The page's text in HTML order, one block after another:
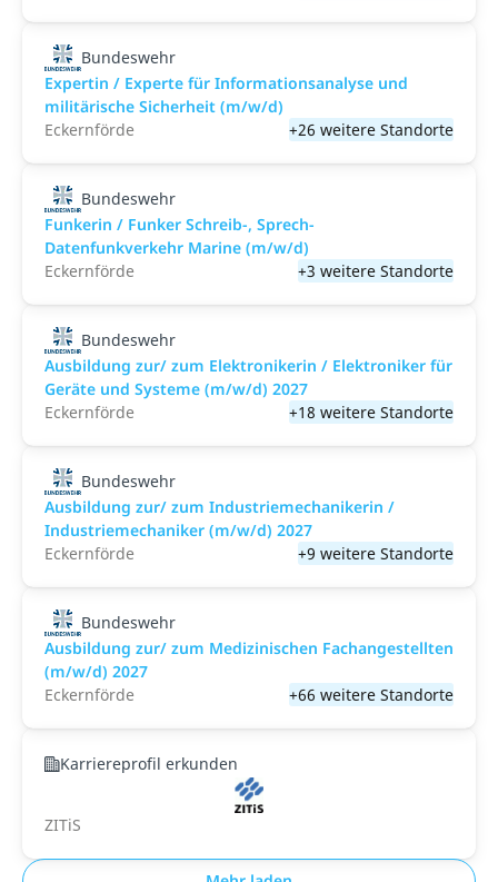
Bundeswehr
Expertin / Experte für Informationsanalyse und
militärische Sicherheit (m/w/d)
Eckernförde
+26 weitere Standorte
Bundeswehr
Funkerin / Funker Schreib-, Sprech-
Datenfunkverkehr Marine (m/w/d)
Eckernförde
+3 weitere Standorte
Bundeswehr
Ausbildung zur/ zum Elektronikerin / Elektroniker für
Geräte und Systeme (m/w/d) 2027
Eckernförde
+18 weitere Standorte
Bundeswehr
Ausbildung zur/ zum Industriemechanikerin /
Industriemechaniker (m/w/d) 2027
Eckernförde
+9 weitere Standorte
Bundeswehr
Ausbildung zur/ zum Medizinischen Fachangestellten
(m/w/d) 2027
Eckernförde
+66 weitere Standorte
Karriereprofil erkunden
ZITiS